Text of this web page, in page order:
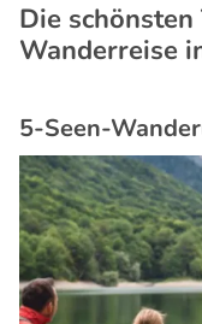
Die
Wanderreise
5-Seen-